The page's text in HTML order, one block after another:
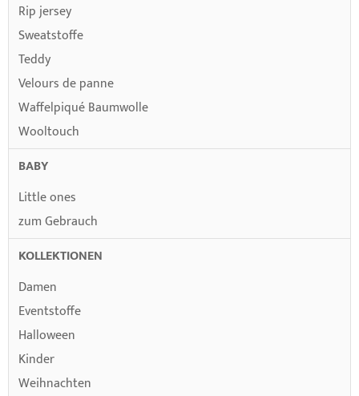
Rip jersey
Sweatstoffe
Teddy
Velours de panne
Waffelpiqué Baumwolle
Wooltouch
BABY
Little ones
zum Gebrauch
KOLLEKTIONEN
Damen
Eventstoffe
Halloween
Kinder
Weihnachten